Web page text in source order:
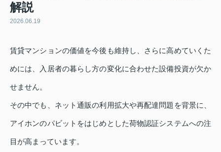
解説
2026.06.19
賃貸マンションの価値を今後も維持し、さらに高めていくた
めには、入居者の暮らし方の変化に合わせた設備投資が欠か
せません。
その中でも、ネット通販の利用拡大や再配達問題を背景に、
アイホンのパビットをはじめとした荷物認証システムへの注
目が高まっています。